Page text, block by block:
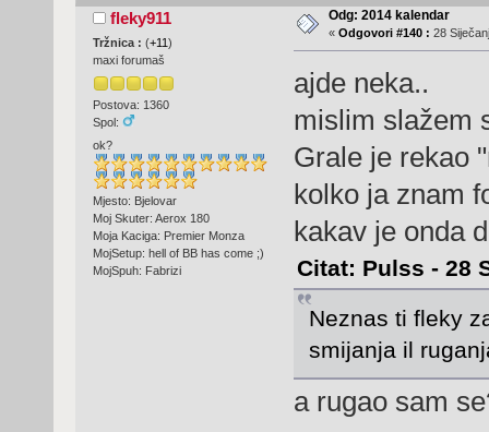
fleky911
Tržnica : (+11 )
maxi forumaš
Postova: 1360
Spol:
ok?
Mjesto: Bjelovar
Moj Skuter: Aerox 180
Moja Kaciga: Premier Monza
MojSetup: hell of BB has come ;)
MojSpuh: Fabrizi
Odg: 2014 kalendar
« Odgovori #140 : 28
ajde neka..
mislim slažem
Grale je rekao
kolko ja znam
kakav je onda
Citat: Pulss - 28
Neznas ti fleky
smijanja il
a rugao sam